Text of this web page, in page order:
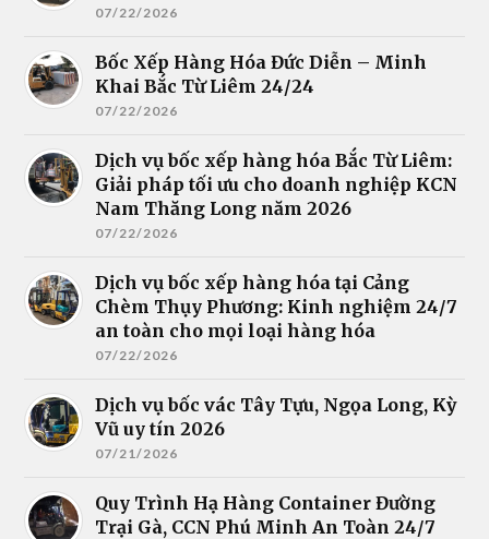
07/22/2026
Bốc Xếp Hàng Hóa Đức Diễn – Minh
Khai Bắc Từ Liêm 24/24
07/22/2026
Dịch vụ bốc xếp hàng hóa Bắc Từ Liêm:
Giải pháp tối ưu cho doanh nghiệp KCN
Nam Thăng Long năm 2026
07/22/2026
Dịch vụ bốc xếp hàng hóa tại Cảng
Chèm Thụy Phương: Kinh nghiệm 24/7
an toàn cho mọi loại hàng hóa
07/22/2026
Dịch vụ bốc vác Tây Tựu, Ngọa Long, Kỳ
Vũ uy tín 2026
07/21/2026
Quy Trình Hạ Hàng Container Đường
Trại Gà, CCN Phú Minh An Toàn 24/7